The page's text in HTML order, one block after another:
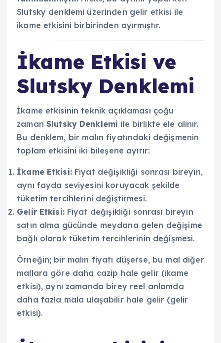
Slutsky denklemi üzerinden gelir etkisi ile
ikame etkisini birbirinden ayırmıştır.
İkame Etkisi ve
Slutsky Denklemi
İkame etkisinin teknik açıklaması çoğu
zaman Slutsky Denklemi ile birlikte ele alınır.
Bu denklem, bir malın fiyatındaki değişmenin
toplam etkisini iki bileşene ayırır:
İkame Etkisi:Fiyat değişikliği sonrası bireyin,
aynı fayda seviyesini koruyacak şekilde
tüketim tercihlerini değiştirmesi.
Gelir Etkisi:Fiyat değişikliği sonrası bireyin
satın alma gücünde meydana gelen değişime
bağlı olarak tüketim tercihlerinin değişmesi.
Örneğin; bir malın fiyatı düşerse, bu mal diğer
mallara göre daha cazip hale gelir (ikame
etkisi), aynı zamanda birey reel anlamda
daha fazla mala ulaşabilir hale gelir (gelir
etkisi).